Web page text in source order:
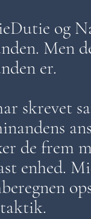
og
Men
er.
skrevet
de frem
enhed.